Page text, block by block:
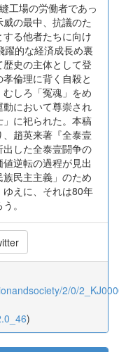
工場の労働者であっ
の最中、抗議のた
る他者たちに向け
躍的な経済成長め裏
史の主体として登
倫理に背く自殺と
しろ「冤魂」をめ
において尊崇され
に祀られた。本稿
趙英来著『全泰壹
した全泰壹闘争の
逆転の過程が見出
民主主義」のため
えに、それは80年
。
2/0/
)